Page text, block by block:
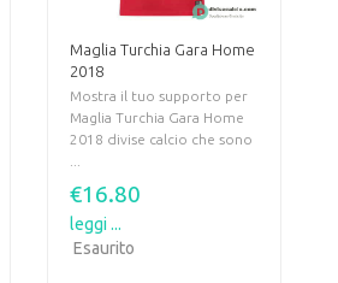
Maglia Turchia Gara Home
2018
Mostra il tuo supporto per
Maglia Turchia Gara Home
2018 divise calcio che sono
€16.80
leggi ...
Esaurito